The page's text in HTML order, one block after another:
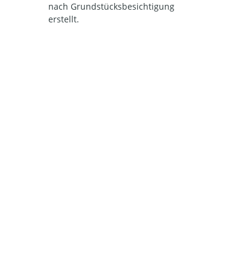
nach Grundstücksbesichtigung
erstellt.